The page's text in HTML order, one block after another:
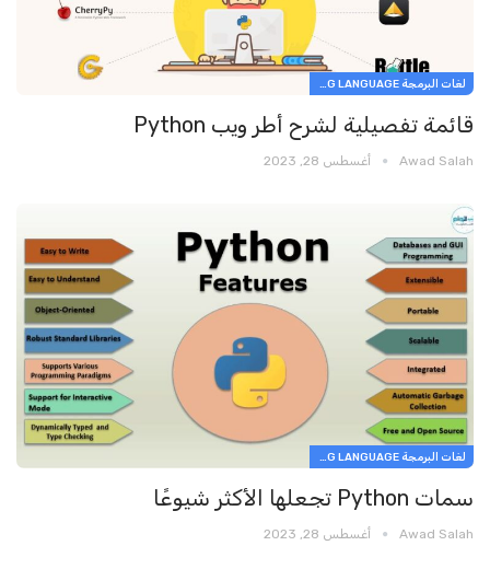
لغات البرمجة PROGRAMMING LANGUAGE
قائمة تفصيلية لشرح أطر ويب Python
Awad Salah أغسطس 28, 2023
لغات البرمجة PROGRAMMING LANGUAGE
سمات Python تجعلها الأكثر شيوعًا
Awad Salah أغسطس 28, 2023